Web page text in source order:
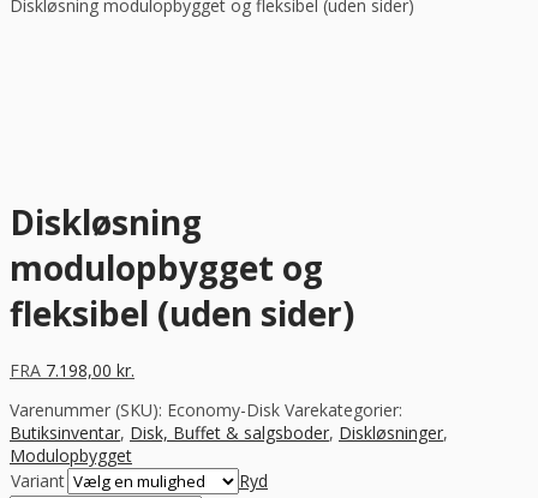
Diskløsning modulopbygget og fleksibel (uden sider)
Diskløsning
modulopbygget og
fleksibel (uden sider)
FRA 7.198,00 kr.
Varenummer (SKU): Economy-Disk Varekategorier:
Butiksinventar, Disk, Buffet & salgsboder, Diskløsninger,
Modulopbygget
Variant
Ryd